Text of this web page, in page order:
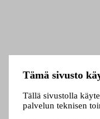
Tämä sivusto
Tällä sivustolla
palvelun teknisen